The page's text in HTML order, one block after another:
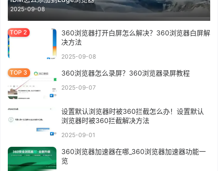
2025-09-08
360浏览器打开白屏怎么解决？360浏览器白屏解
决方法
2025-09-08
360浏览器怎么录屏？360浏览器录屏教程
2025-09-07
设置默认浏览器时被360拦截怎么办！设置默认
浏览器时被360拦截解决方法
2025-09-01
360浏览器加速器在哪_360浏览器加速器功能一
览